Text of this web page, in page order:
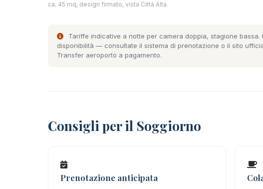
ca. 45 mq, design firmato, vista Città Alta
Tariffe indicative a notte per camera doppia, stagione
disponibilità — consultate il sistema di prenotazione o il sito
Transfer aeroporto a pagamento.
Consigli per il Soggiorno
Prenotazione anticipata